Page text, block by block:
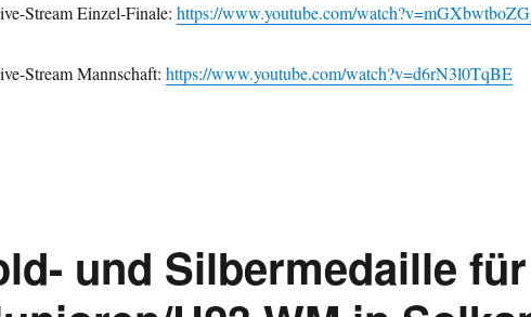
Stream Einzel-Finale: https://www.youtube.com/
Stream Mannschaft: https://www.youtube.com/watch?v=d6rN3l0TqBE
und Silbermedaille für